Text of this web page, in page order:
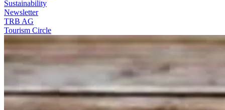
Sustainability
Newsletter
TRB AG
Tourism Circle